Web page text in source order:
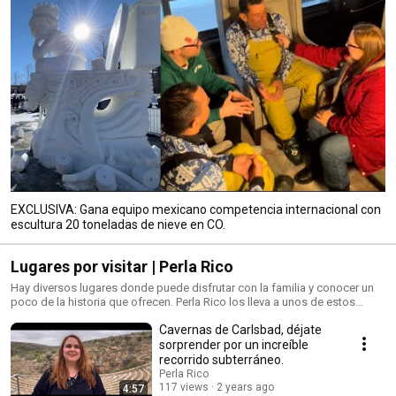
la oportunidad de informarte.
EXCLUSIVA: Gana equipo mexicano competencia internacional con
escultura 20 toneladas de nieve en CO.
Lugares por visitar | Perla Rico
Hay diversos lugares donde puede disfrutar con la familia y conocer un
poco de la historia que ofrecen. Perla Rico los lleva a unos de estos
4:57
Cavernas de Carlsbad, déjate
sorprender por un increíble
recorrido subterráneo.
Perla Rico
117 views
2 years ago